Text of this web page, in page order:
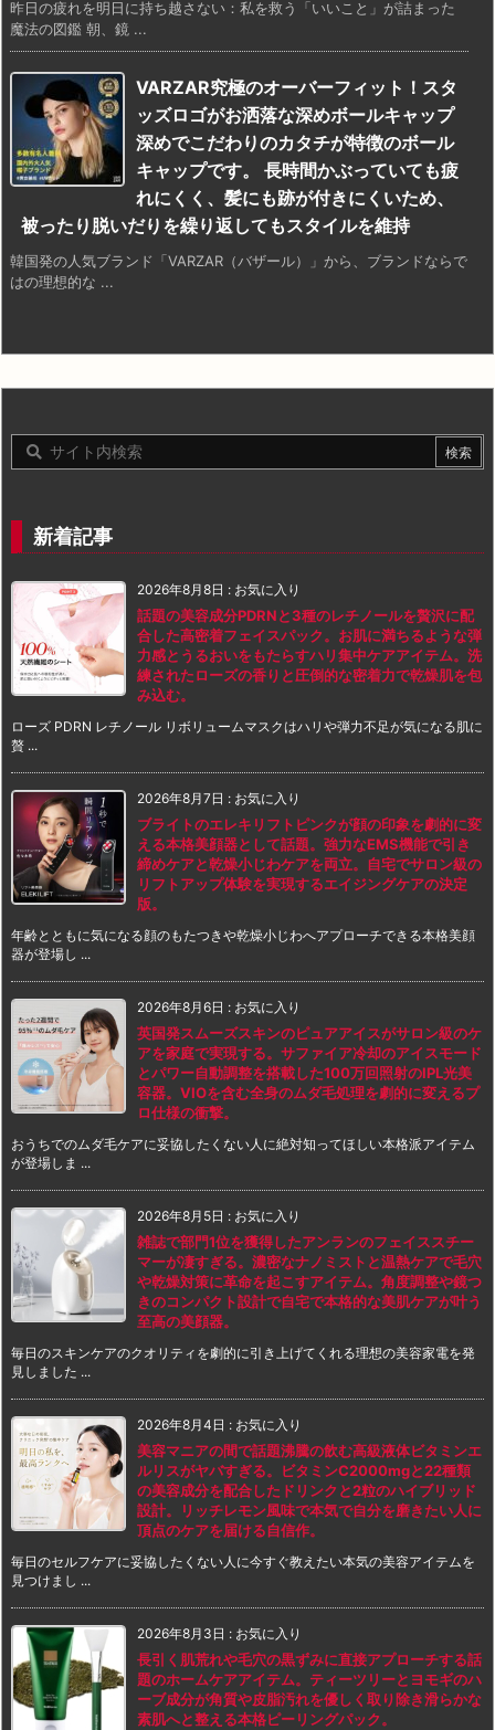
昨日の疲れを明日に持ち越さない：私を救う「いいこと」が詰まった
魔法の図鑑 朝、鏡 ...
VARZAR究極のオーバーフィット！スタ
ッズロゴがお洒落な深めボールキャップ
深めでこだわりのカタチが特徴のボール
キャップです。 長時間かぶっていても疲
れにくく、髪にも跡が付きにくいため、
被ったり脱いだりを繰り返してもスタイルを維持
韓国発の人気ブランド「VARZAR（バザール）」から、ブランドならで
はの理想的な ...
新着記事
2026年8月8日 : お気に入り
話題の美容成分PDRNと3種のレチノールを贅沢に配
合した高密着フェイスパック。お肌に満ちるような弾
力感とうるおいをもたらすハリ集中ケアアイテム。洗
練されたローズの香りと圧倒的な密着力で乾燥肌を包
み込む。
ローズ PDRN レチノール リボリュームマスクはハリや弾力不足が気になる肌に
贅 ...
2026年8月7日 : お気に入り
ブライトのエレキリフトピンクが顔の印象を劇的に変
える本格美顔器として話題。強力なEMS機能で引き
締めケアと乾燥小じわケアを両立。自宅でサロン級の
リフトアップ体験を実現するエイジングケアの決定
版。
年齢とともに気になる顔のもたつきや乾燥小じわへアプローチできる本格美顔
器が登場し ...
2026年8月6日 : お気に入り
英国発スムーズスキンのピュアアイスがサロン級のケ
アを家庭で実現する。サファイア冷却のアイスモード
とパワー自動調整を搭載した100万回照射のIPL光美
容器。VIOを含む全身のムダ毛処理を劇的に変えるプ
ロ仕様の衝撃。
おうちでのムダ毛ケアに妥協したくない人に絶対知ってほしい本格派アイテム
が登場しま ...
2026年8月5日 : お気に入り
雑誌で部門1位を獲得したアンランのフェイススチー
マーが凄すぎる。濃密なナノミストと温熱ケアで毛穴
や乾燥対策に革命を起こすアイテム。角度調整や鏡つ
きのコンパクト設計で自宅で本格的な美肌ケアが叶う
至高の美顔器。
毎日のスキンケアのクオリティを劇的に引き上げてくれる理想の美容家電を発
見しました ...
2026年8月4日 : お気に入り
美容マニアの間で話題沸騰の飲む高級液体ビタミンエ
ルリスがヤバすぎる。ビタミンC2000mgと22種類
の美容成分を配合したドリンクと2粒のハイブリッド
設計。リッチレモン風味で本気で自分を磨きたい人に
頂点のケアを届ける自信作。
毎日のセルフケアに妥協したくない人に今すぐ教えたい本気の美容アイテムを
見つけまし ...
2026年8月3日 : お気に入り
長引く肌荒れや毛穴の黒ずみに直接アプローチする話
題のホームケアアイテム。ティーツリーとヨモギのハ
ーブ成分が角質や皮脂汚れを優しく取り除き滑らかな
素肌へと整える本格ピーリングパック。